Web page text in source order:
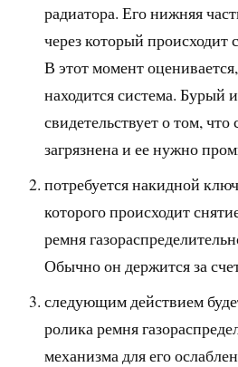
радиатора. Его нижняя
через который происходит
В этот момент
находится система. Бурый
свидетельствует о том,
загрязнена и ее нужно
потребуется накидной
которого происходит
ремня
Обычно он держится за
следующим действием
ролика ремня
механизма для его